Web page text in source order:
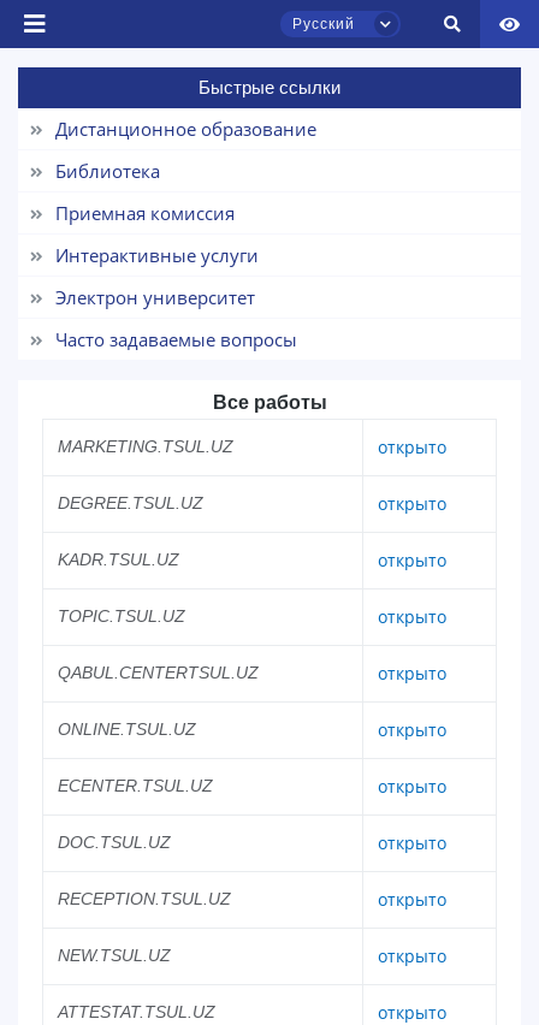
Русский
Быстрые ссылки
Дистанционное образование
Библиотека
Приемная комиссия
Интерактивные услуги
Электрон университет
Часто задаваемые вопросы
Все работы
MARKETING.TSUL.UZ открыто
DEGREE.TSUL.UZ открыто
KADR.TSUL.UZ открыто
TOPIC.TSUL.UZ открыто
QABUL.CENTERTSUL.UZ открыто
ONLINE.TSUL.UZ открыто
ECENTER.TSUL.UZ открыто
DOC.TSUL.UZ открыто
RECEPTION.TSUL.UZ открыто
NEW.TSUL.UZ открыто
ATTESTAT.TSUL.UZ открыто
Чат приёмной комиссии ТГЮУ
Онлайн
приёмной комиссии ТГЮУ.
вопросам приёма.
1. Документы (бакалавр) (5)
6. Онлайн-заявки (15)
9. Квота (магистратура) (1)